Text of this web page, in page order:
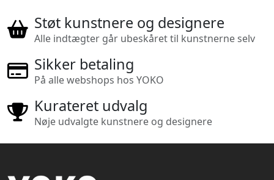
Støt kunstnere og designere
Alle indtægter går ubeskåret til kunstnerne selv
Sikker betaling
På alle webshops hos YOKO
Kurateret udvalg
Nøje udvalgte kunstnere og designere